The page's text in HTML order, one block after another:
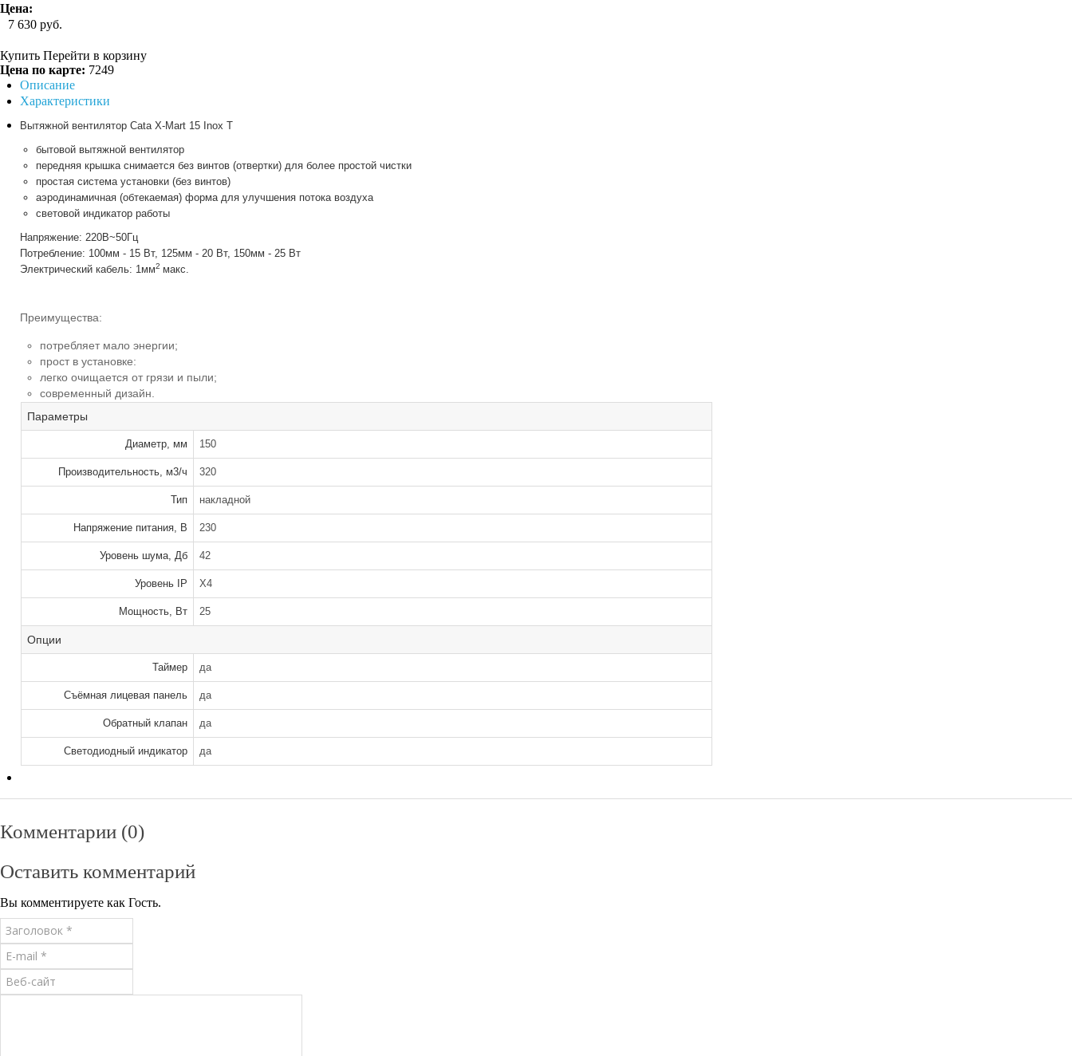
Цена:
7 630 руб.
Купить Перейти в корзину
Цена по карте: 7249
Описание
Характеристики
Вытяжной вентилятор Cata X-Mart 15 Inox T
бытовой вытяжной вентилятор
передняя крышка снимается без винтов (отвертки) для более простой чистки
простая система установки (без винтов)
аэродинамичная (обтекаемая) форма для улучшения потока воздуха
световой индикатор работы
Напряжение: 220В~50Гц
Потребление: 100мм - 15 Вт, 125мм - 20 Вт, 150мм - 25 Вт
Электрический кабель: 1мм2 макс.
Преимущества:
потребляет мало энергии;
прост в установке:
легко очищается от грязи и пыли;
современный дизайн.
Параметры
Диаметр, мм 150
Производительность, м3/ч 320
Тип накладной
Напряжение питания, В 230
Уровень шума, Дб 42
Уровень IP X4
Мощность, Вт 25
Опции
Таймер да
Съёмная лицевая панель да
Обратный клапан да
Светодиодный индикатор да
Комментарии (0)
Оставить комментарий
Вы комментируете как Гость.